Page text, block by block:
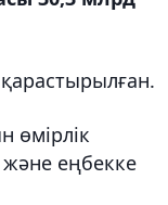
өмірлік
еңбекке